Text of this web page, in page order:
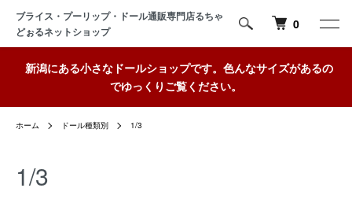
ブライス・プーリップ・ドール通販専門店るちゃ
どぉるネットショップ
0
新潟にある小さなドールショップです。色んなサイズがあるの
でゆっくりご覧ください。
ホーム ドール種類別 1/3
1/3